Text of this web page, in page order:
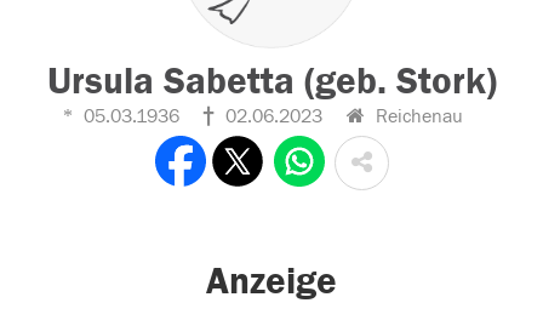
Ursula Sabetta (geb. Stork)
05.03.1936 02.06.2023 Reichenau
Anzeige